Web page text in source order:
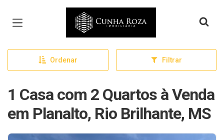
Página inicial
Ordenar Filtrar
1 Casa com 2 Quartos à Venda
em Planalto, Rio Brilhante, MS